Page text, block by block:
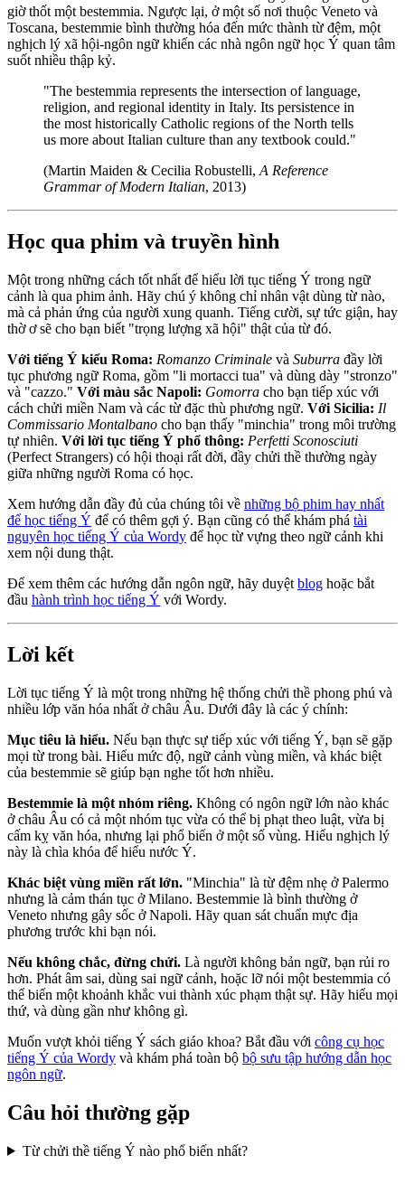
giờ thốt một bestemmia. Ngược lại, ở một số nơi thuộc Veneto và
Toscana, bestemmie bình thường hóa đến mức thành từ đệm, một
nghịch lý xã hội-ngôn ngữ khiến các nhà ngôn ngữ học Ý quan tâm
suốt nhiều thập kỷ.
"The bestemmia represents the intersection of language,
religion, and regional identity in Italy. Its persistence in
the most historically Catholic regions of the North tells
us more about Italian culture than any textbook could."
(Martin Maiden & Cecilia Robustelli,A Reference
Grammar of Modern Italian, 2013)
Học qua phim và truyền hình
Một trong những cách tốt nhất để hiểu lời tục tiếng Ý trong ngữ
cảnh là qua phim ảnh. Hãy chú ý không chỉ nhân vật dùng từ nào,
mà cả phản ứng của người xung quanh. Tiếng cười, sự tức giận, hay
thờ ơ sẽ cho bạn biết "trọng lượng xã hội" thật của từ đó.
Với tiếng Ý kiểu Roma: Romanzo Criminale và Suburra đầy lời
tục phương ngữ Roma, gồm "li mortacci tua" và dùng dày "stronzo"
và "cazzo." Với màu sắc Napoli: Gomorra cho bạn tiếp xúc với
cách chửi miền Nam và các từ đặc thù phương ngữ. Với Sicilia: Il
Commissario Montalbano cho bạn thấy "minchia" trong môi trường
tự nhiên. Với lời tục tiếng Ý phổ thông: Perfetti Sconosciuti
(Perfect Strangers) có hội thoại rất đời, đầy chửi thề thường ngày
giữa những người Roma có học.
Xem hướng dẫn đầy đủ của chúng tôi về những bộ phim hay nhất
để học tiếng Ý để có thêm gợi ý. Bạn cũng có thể khám phá tài
nguyên học tiếng Ý của Wordy để học từ vựng theo ngữ cảnh khi
xem nội dung thật.
Để xem thêm các hướng dẫn ngôn ngữ, hãy duyệt blog hoặc bắt
đầu hành trình học tiếng Ý với Wordy.
Lời kết
Lời tục tiếng Ý là một trong những hệ thống chửi thề phong phú và
nhiều lớp văn hóa nhất ở châu Âu. Dưới đây là các ý chính:
Mục tiêu là hiểu. Nếu bạn thực sự tiếp xúc với tiếng Ý, bạn sẽ gặp
mọi từ trong bài. Hiểu mức độ, ngữ cảnh vùng miền, và khác biệt
của bestemmie sẽ giúp bạn nghe tốt hơn nhiều.
Bestemmie là một nhóm riêng. Không có ngôn ngữ lớn nào khác
ở châu Âu có cả một nhóm tục vừa có thể bị phạt theo luật, vừa bị
cấm kỵ văn hóa, nhưng lại phổ biến ở một số vùng. Hiểu nghịch lý
này là chìa khóa để hiểu nước Ý.
Khác biệt vùng miền rất lớn. "Minchia" là từ đệm nhẹ ở Palermo
nhưng là cảm thán tục ở Milano. Bestemmie là bình thường ở
Veneto nhưng gây sốc ở Napoli. Hãy quan sát chuẩn mực địa
phương trước khi bạn nói.
Nếu không chắc, đừng chửi. Là người không bản ngữ, bạn rủi ro
hơn. Phát âm sai, dùng sai ngữ cảnh, hoặc lỡ nói một bestemmia có
thể biến một khoảnh khắc vui thành xúc phạm thật sự. Hãy hiểu mọi
thứ, và dùng gần như không gì.
Muốn vượt khỏi tiếng Ý sách giáo khoa? Bắt đầu với công cụ học
tiếng Ý của Wordy và khám phá toàn bộ bộ sưu tập hướng dẫn học
ngôn ngữ.
Câu hỏi thường gặp
Từ chửi thề tiếng Ý nào phổ biến nhất?